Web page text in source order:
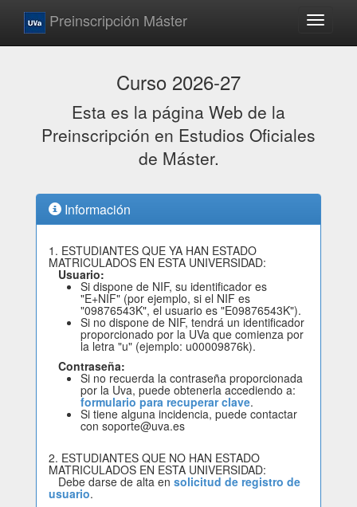
Toggle
Preinscripción Máster
Curso 2026-27
Esta es la página Web de la
Preinscripción en Estudios Oficiales
de Máster.
Información
1. ESTUDIANTES QUE YA HAN ESTADO
MATRICULADOS EN ESTA UNIVERSIDAD:
Usuario:
Si dispone de NIF, su identificador es
"E+NIF" (por ejemplo, si el NIF es
"09876543K", el usuario es "E09876543K").
Si no dispone de NIF, tendrá un identificador
proporcionado por la UVa que comienza por
la letra "u" (ejemplo: u00009876k).
Contraseña:
Si no recuerda la contraseña proporcionada
por la Uva, puede obtenerla accediendo a:
formulario para recuperar clave.
Si tiene alguna incidencia, puede contactar
con soporte@uva.es
2. ESTUDIANTES QUE NO HAN ESTADO
MATRICULADOS EN ESTA UNIVERSIDAD:
Debe darse de alta en solicitud de registro de
usuario.